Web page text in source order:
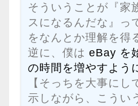
そういうことが『家
スになるんだな』っ
をなんとか理解を得
逆に、僕は eBay を
の時間を増やすよう
【そっちを大事に
示しながら、こうい